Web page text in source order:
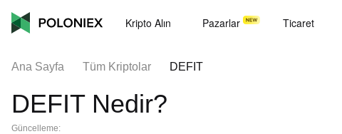
Kripto Alın Pazarlar Ticaret
Ana Sayfa Tüm Kriptolar DEFIT
DEFIT Nedir?
Güncelleme: